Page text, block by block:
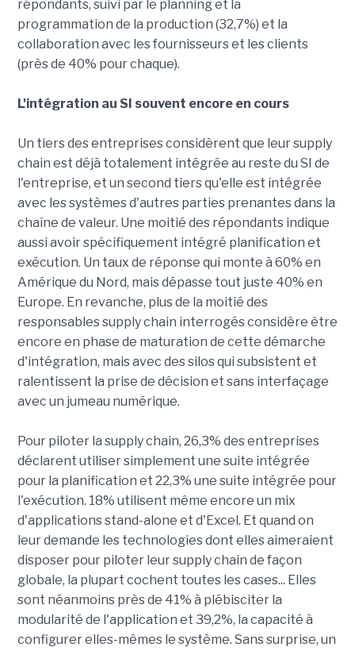
répondants, suivi par le planning et la
programmation de la production (32,7%) et la
collaboration avec les fournisseurs et les clients
(près de 40% pour chaque).
L'intégration au SI souvent encore en cours
Un tiers des entreprises considèrent que leur supply
chain est déjà totalement intégrée au reste du SI de
l'entreprise, et un second tiers qu'elle est intégrée
avec les systèmes d'autres parties prenantes dans la
chaîne de valeur. Une moitié des répondants indique
aussi avoir spécifiquement intégré planification et
exécution. Un taux de réponse qui monte à 60% en
Amérique du Nord, mais dépasse tout juste 40% en
Europe. En revanche, plus de la moitié des
responsables supply chain interrogés considère être
encore en phase de maturation de cette démarche
d'intégration, mais avec des silos qui subsistent et
ralentissent la prise de décision et sans interfaçage
avec un jumeau numérique.
Pour piloter la supply chain, 26,3% des entreprises
déclarent utiliser simplement une suite intégrée
pour la planification et 22,3% une suite intégrée pour
l'exécution. 18% utilisent même encore un mix
d'applications stand-alone et d'Excel. Et quand on
leur demande les technologies dont elles aimeraient
disposer pour piloter leur supply chain de façon
globale, la plupart cochent toutes les cases... Elles
sont néanmoins près de 41% à plébisciter la
modularité de l'application et 39,2%, la capacité à
configurer elles-mêmes le système. Sans surprise, un